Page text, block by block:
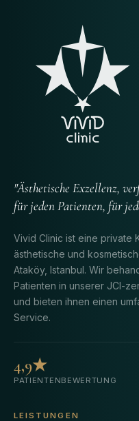
"Ästhetische Exzellenz,
für jeden Patienten, für
Vivid Clinic ist eine private
ästhetische und
Ataköy, Istanbul. Wir
Patienten in unserer JCI-
und bieten ihnen einen
Service.
4,9★
PATIENTENBEWERTUNG
LEISTUNGEN